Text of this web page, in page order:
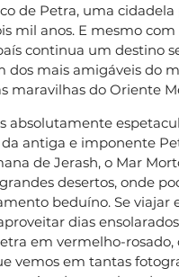
de Petra, uma
mil anos. E mesmo
continua um destino
dos mais amigáveis do
maravilhas do Oriente
absolutamente
antiga e imponente
de Jerash, o Mar
desertos, onde
beduíno. Se viajar
dias
em vermelho-rosado,
vemos em tantas